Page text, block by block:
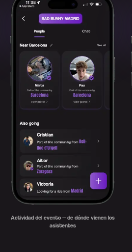
Actividad del evento — de dónde vienen los
asistentes